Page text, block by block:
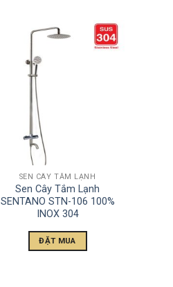
SEN CÂY TẮM LẠNH
Sen Cây Tắm Lạnh
SENTANO STN-106 100%
INOX 304
ĐẶT MUA